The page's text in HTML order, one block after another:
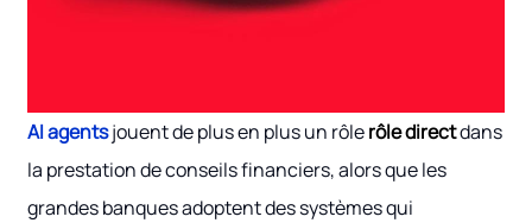
AI agentsjouent de plus en plus un rôlerôle directdans
la prestation de conseils financiers, alors que les
grandes banques adoptent des systèmes qui